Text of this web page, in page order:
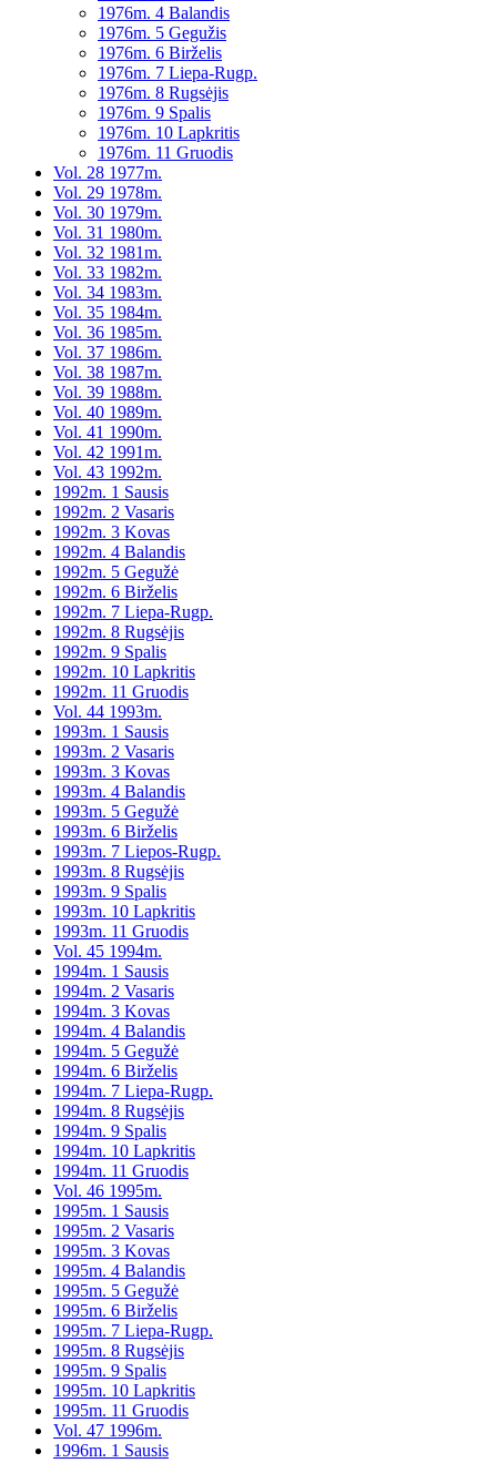
1976m. 4 Balandis
1976m. 5 Gegužis
1976m. 6 Birželis
1976m. 7 Liepa-Rugp.
1976m. 8 Rugsėjis
1976m. 9 Spalis
1976m. 10 Lapkritis
1976m. 11 Gruodis
Vol. 28 1977m.
Vol. 29 1978m.
Vol. 30 1979m.
Vol. 31 1980m.
Vol. 32 1981m.
Vol. 33 1982m.
Vol. 34 1983m.
Vol. 35 1984m.
Vol. 36 1985m.
Vol. 37 1986m.
Vol. 38 1987m.
Vol. 39 1988m.
Vol. 40 1989m.
Vol. 41 1990m.
Vol. 42 1991m.
Vol. 43 1992m.
1992m. 1 Sausis
1992m. 2 Vasaris
1992m. 3 Kovas
1992m. 4 Balandis
1992m. 5 Gegužė
1992m. 6 Birželis
1992m. 7 Liepa-Rugp.
1992m. 8 Rugsėjis
1992m. 9 Spalis
1992m. 10 Lapkritis
1992m. 11 Gruodis
Vol. 44 1993m.
1993m. 1 Sausis
1993m. 2 Vasaris
1993m. 3 Kovas
1993m. 4 Balandis
1993m. 5 Gegužė
1993m. 6 Birželis
1993m. 7 Liepos-Rugp.
1993m. 8 Rugsėjis
1993m. 9 Spalis
1993m. 10 Lapkritis
1993m. 11 Gruodis
Vol. 45 1994m.
1994m. 1 Sausis
1994m. 2 Vasaris
1994m. 3 Kovas
1994m. 4 Balandis
1994m. 5 Gegužė
1994m. 6 Birželis
1994m. 7 Liepa-Rugp.
1994m. 8 Rugsėjis
1994m. 9 Spalis
1994m. 10 Lapkritis
1994m. 11 Gruodis
Vol. 46 1995m.
1995m. 1 Sausis
1995m. 2 Vasaris
1995m. 3 Kovas
1995m. 4 Balandis
1995m. 5 Gegužė
1995m. 6 Birželis
1995m. 7 Liepa-Rugp.
1995m. 8 Rugsėjis
1995m. 9 Spalis
1995m. 10 Lapkritis
1995m. 11 Gruodis
Vol. 47 1996m.
1996m. 1 Sausis